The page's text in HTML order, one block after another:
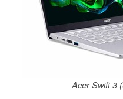
Acer Swift 3